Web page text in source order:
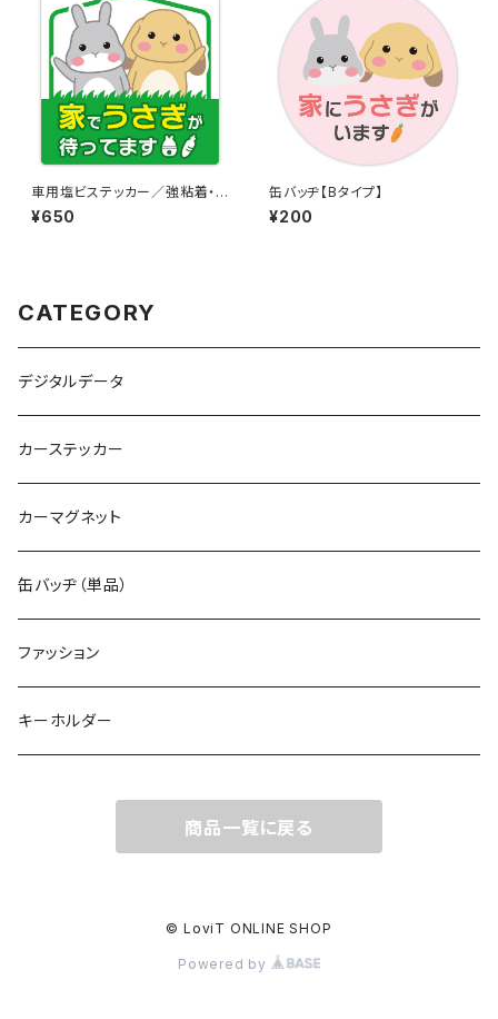
車用塩ビステッカー／強粘着・
再剥離【Aタイプ】
¥650
缶バッヂ【Bタイプ】
¥200
CATEGORY
デジタルデータ
カーステッカー
カーマグネット
缶バッヂ（単品）
ファッション
キーホルダー
商品一覧に戻る
© LoviT ONLINE SHOP
Powered by